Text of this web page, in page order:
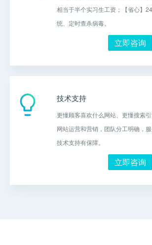
相当于半个实习生工资；【省心】
统、定时查杀病毒。
立即咨询
技术支持
更懂顾客喜欢什么网站、更懂搜索
网站运营和营销，团队分工明确，
技术支持有保障。
立即咨询